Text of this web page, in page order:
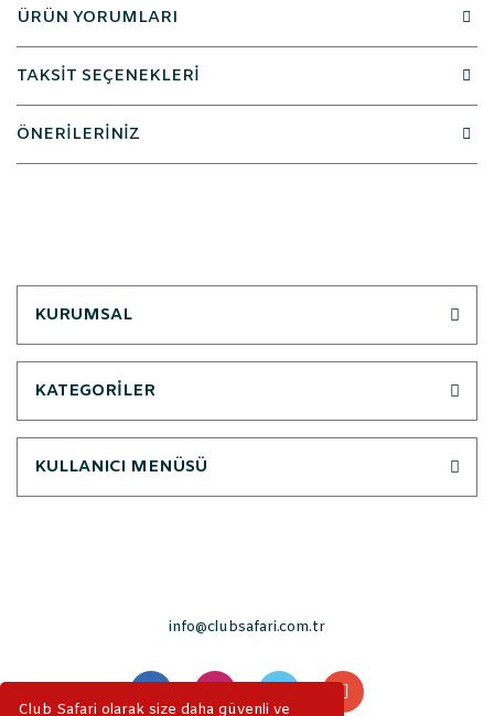
Club Safari olarak size daha güvenli ve
ÜRÜN YORUMLARI
TAKSİT SEÇENEKLERİ
ÖNERİLERİNİZ
KURUMSAL
KATEGORİLER
KULLANICI MENÜSÜ
info@clubsafari.com.tr